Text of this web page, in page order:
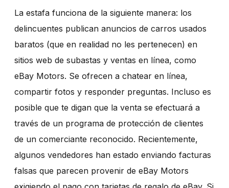
La estafa funciona de la siguiente manera: los
delincuentes publican anuncios de carros usados
baratos (que en realidad no les pertenecen) en
sitios web de subastas y ventas en línea, como
eBay Motors. Se ofrecen a chatear en línea,
compartir fotos y responder preguntas. Incluso es
posible que te digan que la venta se efectuará a
través de un programa de protección de clientes
de un comerciante reconocido. Recientemente,
algunos vendedores han estado enviando facturas
falsas que parecen provenir de eBay Motors